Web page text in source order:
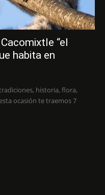
“el
habita en
historia, flora,
ocasión te traemos 7